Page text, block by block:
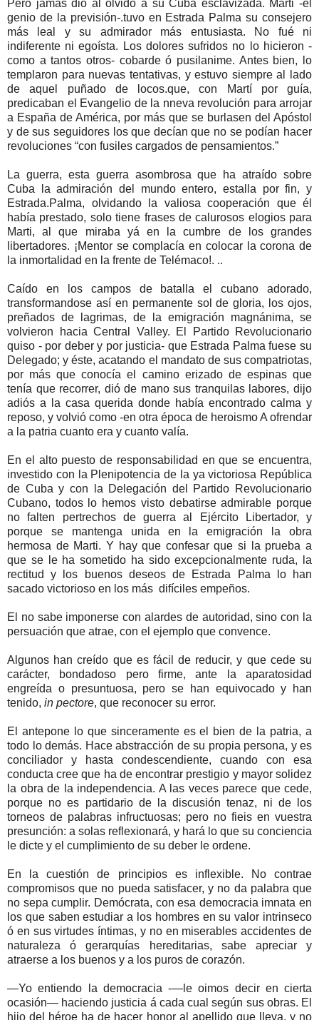
Pero jamás dió al olvido a su Cuba esclavizada. Marti -el
genio de la previsión-.tuvo en Estrada Palma su consejero
más leal y su admirador más entusiasta. No fué ni
indiferente ni egoísta. Los dolores sufridos no lo hicieron -
como a tantos otros- cobarde ó pusilanime. Antes bien, lo
templaron para nuevas tentativas, y estuvo siempre al lado
de aquel puñado de locos.que, con Martí por guía,
predicaban el Evangelio de la nneva revolución para arrojar
a España de América, por más que se burlasen del Apóstol
y de sus seguidores los que decían que no se podían hacer
revoluciones “con fusiles cargados de pensamientos.”
La guerra, esta guerra asombrosa que ha atraído sobre
Cuba la admiración del mundo entero, estalla por fin, y
Estrada.Palma, olvidando la valiosa cooperación que él
había prestado, solo tiene frases de calurosos elogios para
Marti, al que miraba yá en la cumbre de los grandes
libertadores. ¡Mentor se complacía en colocar la corona de
la inmortalidad en la frente de Telémaco!. ..
Caído en los campos de batalla el cubano adorado,
transformandose así en permanente sol de gloria, los ojos,
preñados de lagrimas, de la emigración magnánima, se
volvieron hacia Central Valley. El Partido Revolucionario
quiso - por deber y por justicia- que Estrada Palma fuese su
Delegado; y éste, acatando el mandato de sus compatriotas,
por más que conocía el camino erizado de espinas que
tenía que recorrer, dió de mano sus tranquilas labores, dijo
adiós a la casa querida donde había encontrado calma y
reposo, y volvió como -en otra época de heroismo A ofrendar
a la patria cuanto era y cuanto valía.
En el alto puesto de responsabilidad en que se encuentra,
investido con la Plenipotencia de la ya victoriosa República
de Cuba y con la Delegación del Partido Revolucionario
Cubano, todos lo hemos visto debatirse admirable porque
no falten pertrechos de guerra al Ejército Libertador, y
porque se mantenga unida en la emigración la obra
hermosa de Marti. Y hay que confesar que si la prueba a
que se le ha sometido ha sido excepcionalmente ruda, la
rectitud y los buenos deseos de Estrada Palma lo han
sacado victorioso en los más difíciles empeños.
El no sabe imponerse con alardes de autoridad, sino con la
persuación que atrae, con el ejemplo que convence.
Algunos han creído que es fácil de reducir, y que cede su
carácter, bondadoso pero firme, ante la aparatosidad
engreída o presuntuosa, pero se han equivocado y han
tenido, in pectore, que reconocer su error.
El antepone lo que sinceramente es el bien de la patria, a
todo lo demás. Hace abstracción de su propia persona, y es
conciliador y hasta condescendiente, cuando con esa
conducta cree que ha de encontrar prestigio y mayor solidez
la obra de la independencia. A las veces parece que cede,
porque no es partidario de la discusión tenaz, ni de los
torneos de palabras infructuosas; pero no fieis en vuestra
presunción: a solas reflexionará, y hará lo que su conciencia
le dicte y el cumplimiento de su deber le ordene.
En la cuestión de principios es inflexible. No contrae
compromisos que no pueda satisfacer, y no da palabra que
no sepa cumplir. Demócrata, con esa democracia imnata en
los que saben estudiar a los hombres en su valor intrinseco
ó en sus virtudes íntimas, y no en miserables accidentes de
naturaleza ó gerarquías hereditarias, sabe apreciar y
atraerse a los buenos y a los puros de corazón.
—Yo entiendo la democracia -—le oimos decir en cierta
ocasión— haciendo justicia á cada cual según sus obras. El
hijo del héroe ha de hacer honor al apellido que lleva, y no